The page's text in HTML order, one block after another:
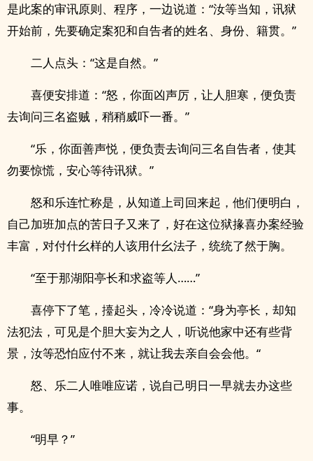
是此案的审讯原则、程序，一边说道：“汝等当知，讯狱
开始前，先要确定案犯和自告者的姓名、身份、籍贯。”
二人点头：“这是自然。”
喜便安排道：“怒，你面凶声厉，让人胆寒，便负责
去询问三名盗贼，稍稍威吓一番。”
“乐，你面善声悦，便负责去询问三名自告者，使其
勿要惊慌，安心等待讯狱。”
怒和乐连忙称是，从知道上司回来起，他们便明白，
自己加班加点的苦日子又来了，好在这位狱掾喜办案经验
丰富，对付什幺样的人该用什幺法子，统统了然于胸。
“至于那湖阳亭长和求盗等人……”
喜停下了笔，擡起头，冷冷说道：“身为亭长，却知
法犯法，可见是个胆大妄为之人，听说他家中还有些背
景，汝等恐怕应付不来，就让我去亲自会会他。“
怒、乐二人唯唯应诺，说自己明日一早就去办这些
事。
“明早？”